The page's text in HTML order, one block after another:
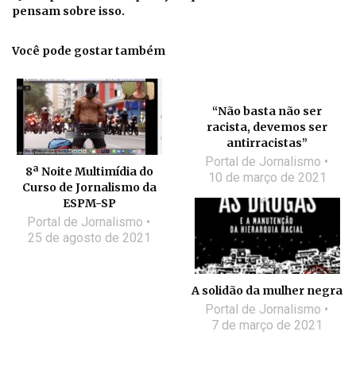
pensam sobre isso.
Você pode gostar também
8ª Noite Multimídia do
Curso de Jornalismo da
ESPM-SP
Portal de Jornalismo
25 de agosto de 2021
“Não basta não ser
racista, devemos ser
antirracistas”
Portal de Jornalismo
10 de março de 2021
A solidão da mulher negra
Portal de Jornalismo
7 de março de 2021